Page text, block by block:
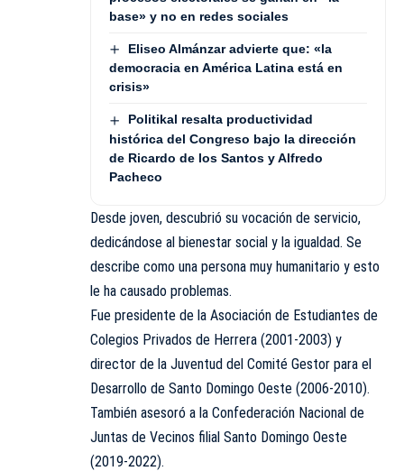
base» y no en redes sociales
Eliseo Almánzar advierte que: «la
democracia en América Latina está en
crisis»
Politikal resalta productividad
histórica del Congreso bajo la dirección
de Ricardo de los Santos y Alfredo
Pacheco
Desde joven, descubrió su vocación de servicio,
dedicándose al bienestar social y la igualdad. Se
describe como una persona muy humanitario y esto
le ha causado problemas.
Fue presidente de la Asociación de Estudiantes de
Colegios Privados de Herrera (2001-2003) y
director de la Juventud del Comité Gestor para el
Desarrollo de Santo Domingo Oeste (2006-2010).
También asesoró a la Confederación Nacional de
Juntas de Vecinos filial Santo Domingo Oeste
(2019-2022).